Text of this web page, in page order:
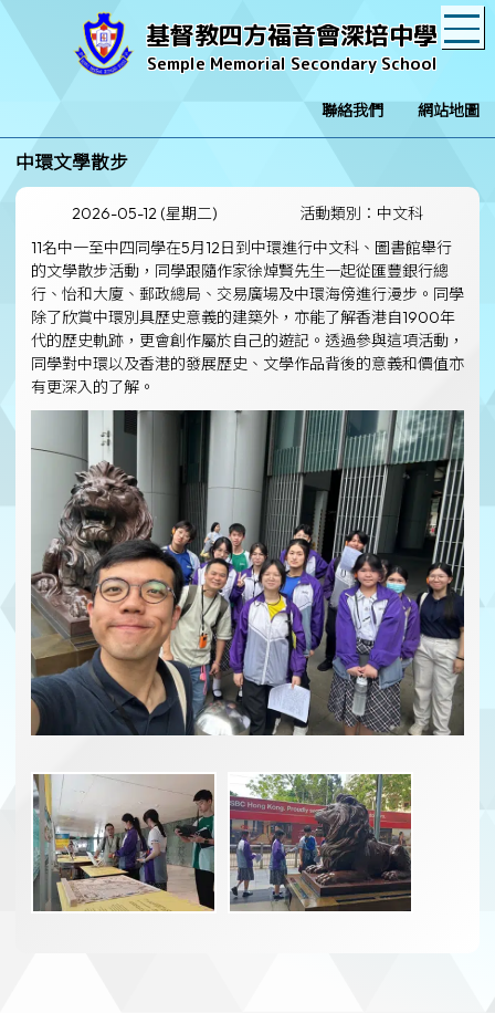
基督教四方福音會深培中學
Semple Memorial Secondary School
聯絡我們 網站地圖
中環文學散步
2026-05-12 (星期二)
活動類別：中文科
11名中一至中四同學在5月12日到中環進行中文科、圖書館舉行
的文學散步活動，同學跟隨作家徐焯賢先生一起從匯豐銀行總
行、怡和大廈、郵政總局、交易廣場及中環海傍進行漫步。同學
除了欣賞中環別具歷史意義的建築外，亦能了解香港自1900年
代的歷史軌跡，更會創作屬於自己的遊記。透過參與這項活動，
同學對中環以及香港的發展歷史、文學作品背後的意義和價值亦
有更深入的了解。